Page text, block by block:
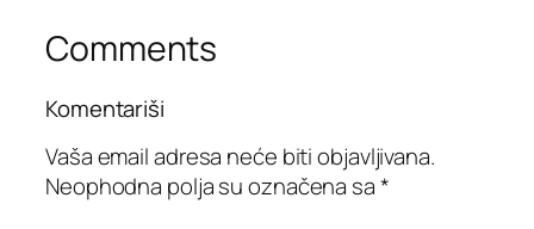
Comments
Komentariši
Vaša email adresa neće biti objavljivana.
Neophodna polja su označena sa*